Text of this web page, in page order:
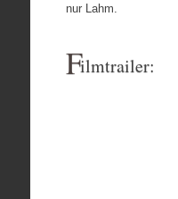
nur Lahm.
Filmtrailer: